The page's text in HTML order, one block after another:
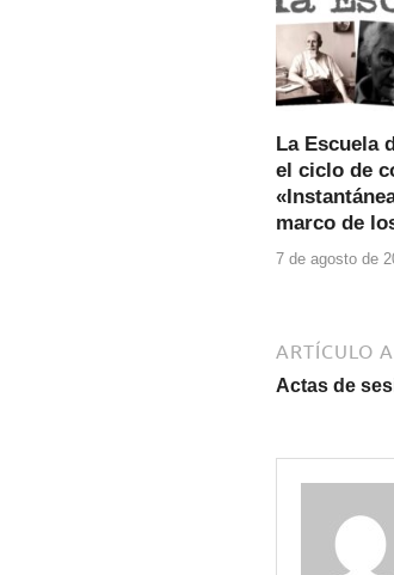
k
La Escuela
el ciclo de
marco de
7 de agosto de
ARTÍCULO
Actas de